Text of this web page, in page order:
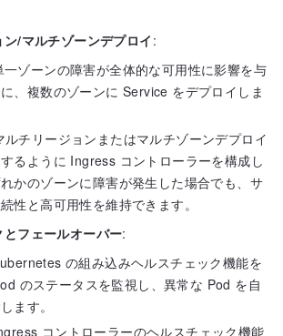
/マルチゾーンデプロイ :
一ゾーンの障害が全体的な可用性に影響を与
、複数のゾーンに Service をデプロイしま
ルチリージョンまたはマルチゾーンデプロイ
るように Ingress コントローラーを構成し
かのゾーンに障害が発生した場合でも、サ
性と高可用性を維持できます。
フェールオーバー:
の組み込みヘルスチェック機能を
のステータスを監視し、異常な Pod を自
ます。
コントローラーのヘルスチェック機能